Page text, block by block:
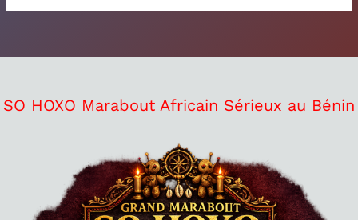
SO HOXO Marabout Africain Sérieux au Bénin